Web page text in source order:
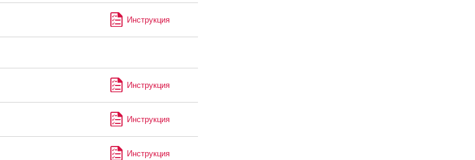
Инструкция
Инструкция
Инструкция
Инструкция